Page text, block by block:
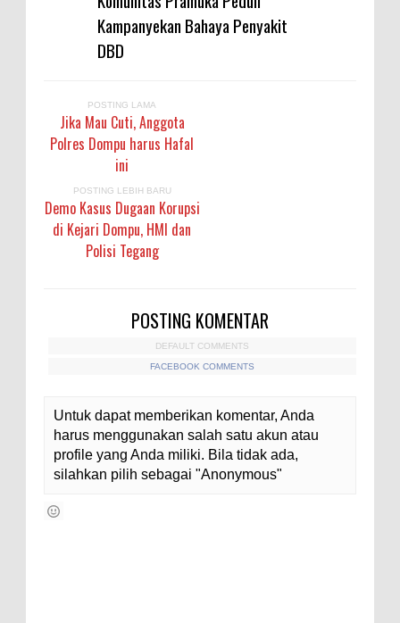
Kampanyekan Bahaya Penyakit
DBD
POSTING LAMA
Jika Mau Cuti, Anggota
Polres Dompu harus Hafal
ini
POSTING LEBIH BARU
Demo Kasus Dugaan Korupsi
di Kejari Dompu, HMI dan
Polisi Tegang
POSTING KOMENTAR
DEFAULT COMMENTS
FACEBOOK COMMENTS
Untuk dapat memberikan komentar, Anda
harus menggunakan salah satu akun atau
profile yang Anda miliki. Bila tidak ada,
silahkan pilih sebagai "Anonymous"